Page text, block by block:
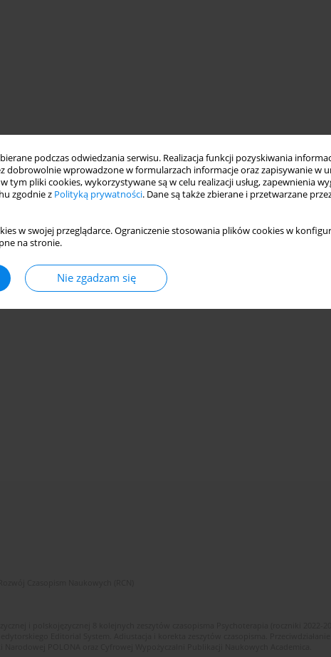
podczas odwiedzania serwisu. Realizacja funkcji pozyskiwania
dobrowolnie wprowadzone w formularzach informacje oraz zapisywanie w
tym pliki cookies, wykorzystywane są w celu realizacji usług, zapewnienia
zgodnie z Polityką prywatności. Dane są także zbierane i przetwarzane
w swojej przeglądarce. Ograniczenie stosowania plików cookies w
na stronie.
Nie zgadzam się